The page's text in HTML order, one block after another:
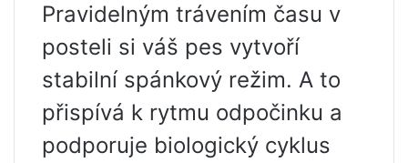
Pravidelným trávením času v
posteli si váš pes vytvoří
stabilní spánkový režim. A to
přispívá k rytmu odpočinku a
podporuje biologický cyklus